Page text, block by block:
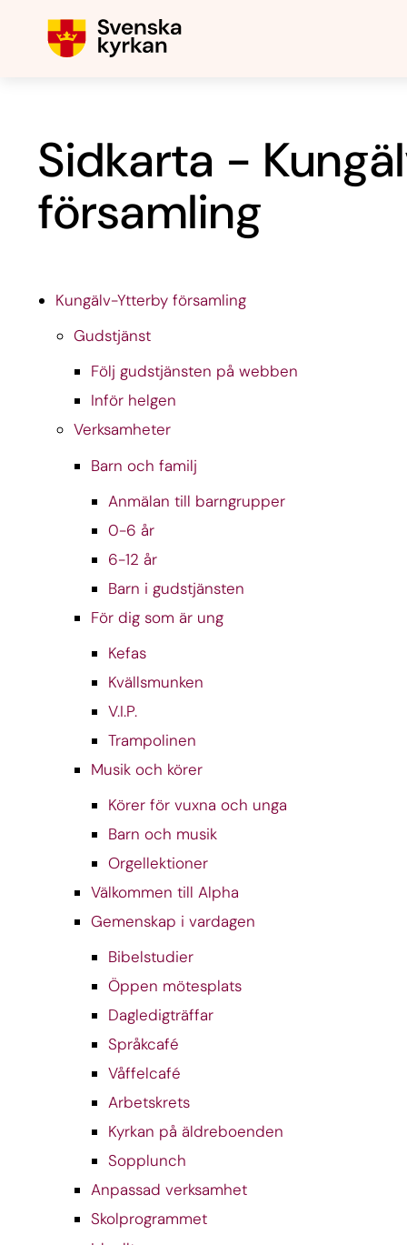
Sidkarta -
församling
Kungälv-Ytterby församling
Gudstjänst
Följ gudstjänsten på webben
Inför helgen
Verksamheter
Barn och familj
Anmälan till barngrupper
0-6 år
6-12 år
Barn i gudstjänsten
För dig som är ung
Kefas
Kvällsmunken
V.I.P.
Trampolinen
Musik och körer
Körer för vuxna och unga
Barn och musik
Orgellektioner
Välkommen till Alpha
Gemenskap i vardagen
Bibelstudier
Öppen mötesplats
Dagledigträffar
Språkcafé
Våffelcafé
Arbetskrets
Kyrkan på äldreboenden
Sopplunch
Anpassad verksamhet
Skolprogrammet